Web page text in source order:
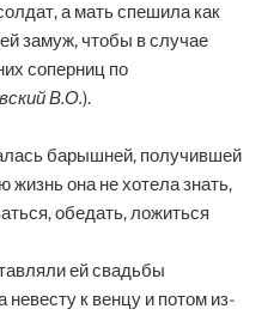
а мать спешила как
замуж, чтобы в случае
соперниц по
В.О.).
барышней, получившей
жизнь она не хотела знать,
обедать, ложиться
ей свадьбы
невесту к венцу и потом из-